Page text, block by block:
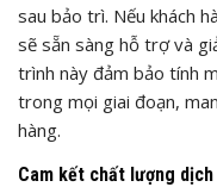
sau bảo trì. Nếu khách
sẽ sẵn sàng hỗ trợ và
trình này đảm bảo tính
trong mọi giai đoạn,
hàng.
Cam kết chất lượng